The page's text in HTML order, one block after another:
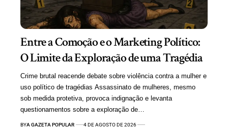
Entre a Comoção e o Marketing Político:
O Limite da Exploração de uma Tragédia
Crime brutal reacende debate sobre violência contra a mulher e
uso político de tragédias Assassinato de mulheres, mesmo
sob medida protetiva, provoca indignação e levanta
questionamentos sobre a exploração de…
BYA GAZETA POPULAR
4 DE AGOSTO DE 2026